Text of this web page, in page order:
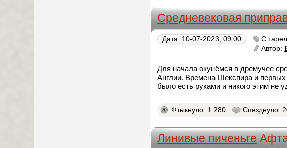
Средневековая
Дата: 10-07-2023, 09:00 С
Автор:
Для начала окунёмся в дремучее
Англии. Времена Шекспира и
было есть руками и никого этим не
Фтыкнуло: 1 280 Спезднуло:
Линивые пиченьге